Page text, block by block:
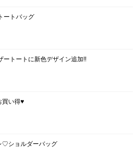
ートバッグ
ートートに新色デザイン追加!!
買い得♥
♡ショルダーバッグ